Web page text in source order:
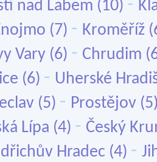
nad Labem (10) -
(7) - Kroměříž
Vary (6) - Chrudim
(6) - Uherské
(5) - Prostějov
Lípa (4) - Český
Hradec (4) -